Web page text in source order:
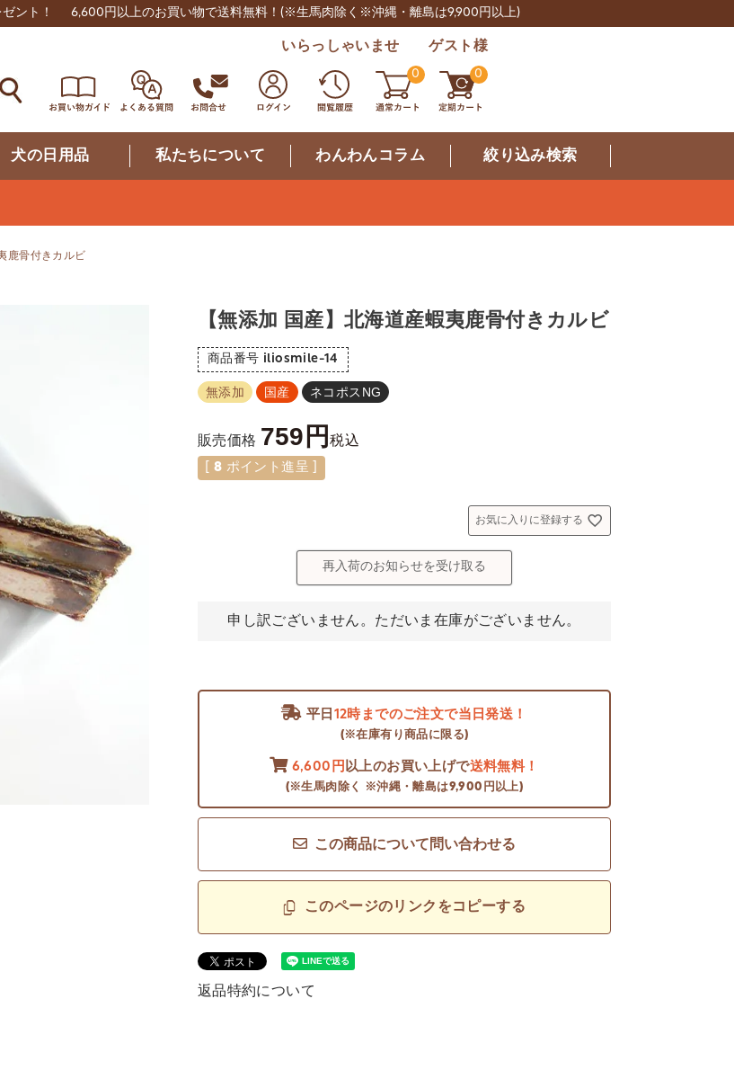
ント！ 6,600円以上のお買い物で送料無料！ (※生馬肉除く※沖縄・離島は9,900円以上)
いらっしゃいませ ゲスト様
0 0
犬の日用品 私たちについて わんわんコラム 絞り込み検索
鹿骨付きカルビ
【無添加 国産】北海道産蝦夷鹿骨付きカルビ
商品番号 iliosmile-14
無添加 国産 ネコポスNG
販売価格 759 税込
8 ポイント進呈 ]
お気に入りに登録する
再入荷のお知らせを受け取る
申し訳ございません。ただいま在庫がございません。
平日 12時までのご注文で当日発送！
(※在庫有り商品に限る)
6,600円 以上のお買い上げで送料無料！
(※生馬肉除く ※沖縄・離島は9,900円以上)
この商品について問い合わせる
このページのリンクをコピーする
返品特約について